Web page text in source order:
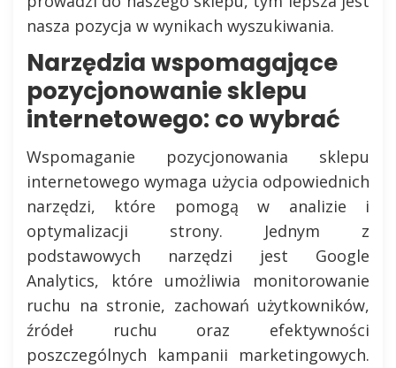
nasza pozycja w wynikach wyszukiwania.
Narzędzia wspomagające
pozycjonowanie sklepu
internetowego: co wybrać
Wspomaganie pozycjonowania sklepu
internetowego wymaga użycia odpowiednich
narzędzi, które pomogą w analizie i
optymalizacji strony. Jednym z
podstawowych narzędzi jest Google
Analytics, które umożliwia monitorowanie
ruchu na stronie, zachowań użytkowników,
źródeł ruchu oraz efektywności
poszczególnych kampanii marketingowych.